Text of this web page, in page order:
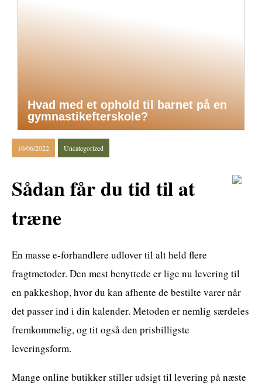
Hvad med et ophold til barnet på en
gymnastikefterskole?
10/06/2022 Uncategorized
Sådan får du tid til at
træne
En masse e-forhandlere udlover til alt held flere
fragtmetoder. Den mest benyttede er lige nu levering til
en pakkeshop, hvor du kan afhente de bestilte varer når
det passer ind i din kalender. Metoden er nemlig særdeles
fremkommelig, og tit også den prisbilligste
leveringsform.
Mange online butikker stiller udsigt til levering på næste